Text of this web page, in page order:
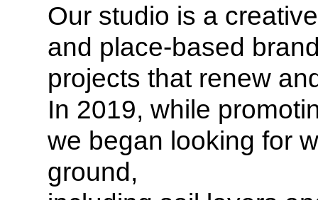
Our studio is a
and place-based
projects that renew
In 2019, while
we began looking for
ground,